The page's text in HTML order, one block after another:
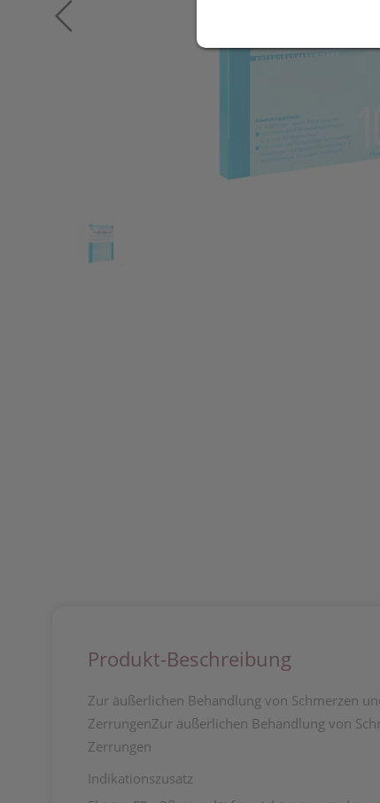
Produkt-Beschreibung
Zur äußerlichen Behandlung von Schmerzen
ZerrungenZur äußerlichen Behandlung von
Zerrungen
Indikationszusatz